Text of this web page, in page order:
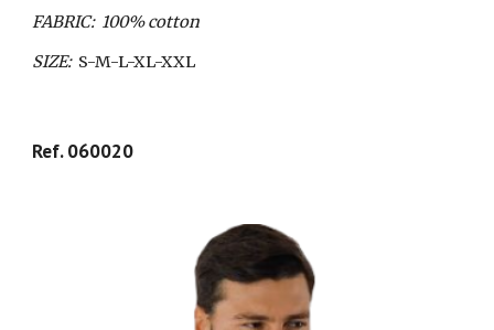
FABRIC: 100% cotton
SIZE: S-M-L-XL-XXL
Ref. 060020